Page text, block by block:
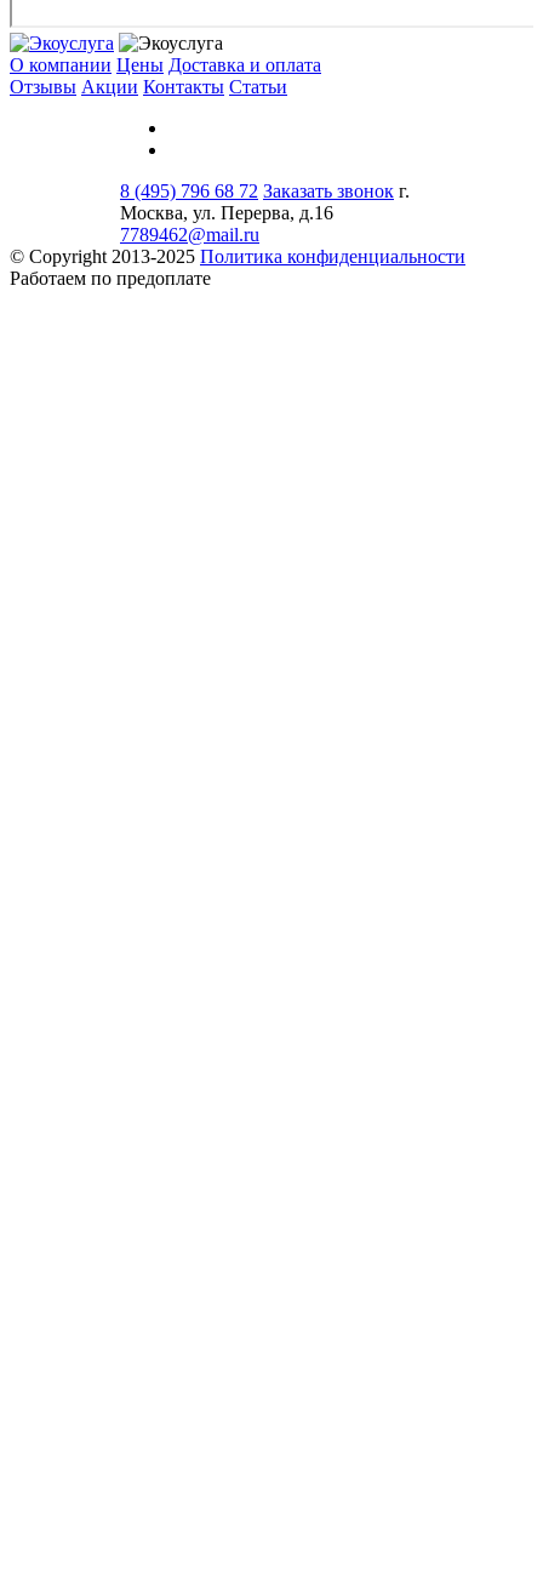
О компании Цены Доставка и оплата
Отзывы Акции Контакты Статьи
8 (495) 796 68 72 Заказать звонок г.
Москва, ул. Перерва, д.16
7789462@mail.ru
© Copyright 2013-2025 Политика конфиденциальности
Работаем по предоплате